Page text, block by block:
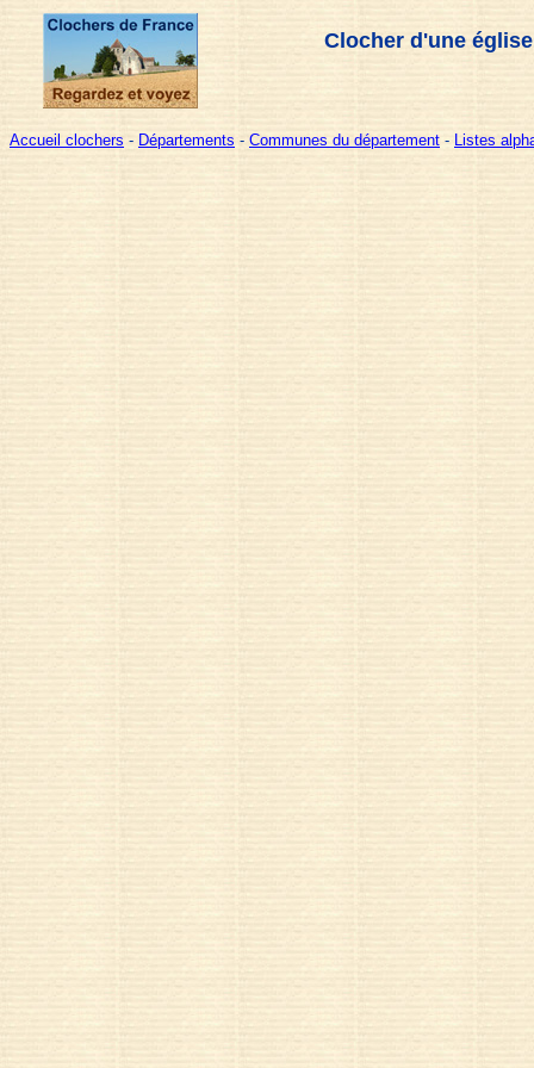
Clocher d'une
Accueil clochers - Départements - Communes du département - Listes